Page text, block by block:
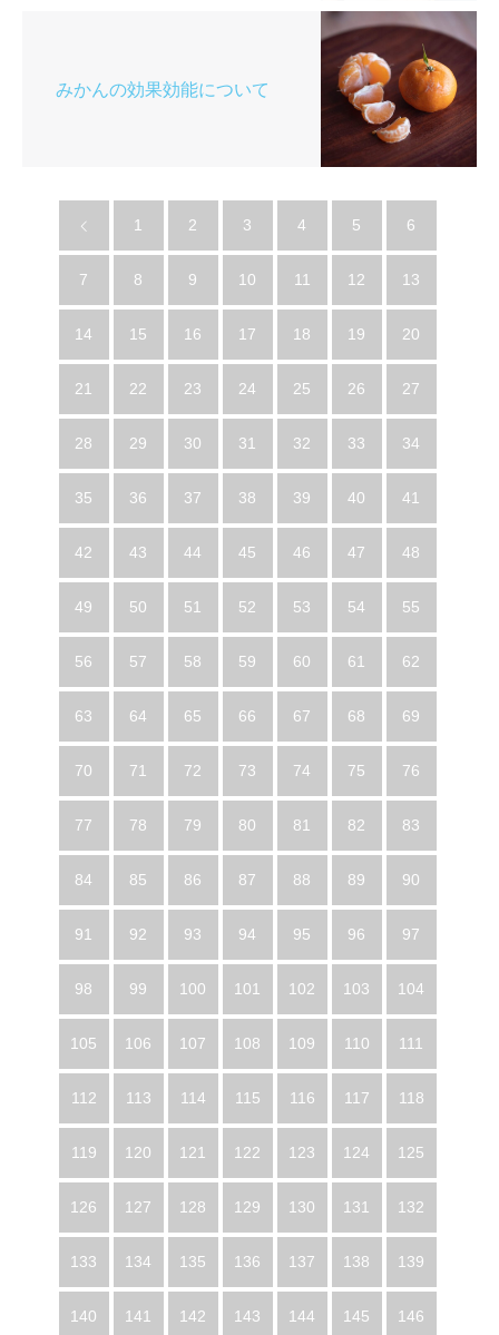
みかんの効果効能について
1 2 3 4 5 6
7 8 9 10 11 12 13
14 15 16 17 18 19 20
21 22 23 24 25 26 27
28 29 30 31 32 33 34
35 36 37 38 39 40 41
42 43 44 45 46 47 48
49 50 51 52 53 54 55
56 57 58 59 60 61 62
63 64 65 66 67 68 69
70 71 72 73 74 75 76
77 78 79 80 81 82 83
84 85 86 87 88 89 90
91 92 93 94 95 96 97
98 99 100 101 102 103 104
105 106 107 108 109 110 111
112 113 114 115 116 117 118
119 120 121 122 123 124 125
126 127 128 129 130 131 132
133 134 135 136 137 138 139
140 141 142 143 144 145 146